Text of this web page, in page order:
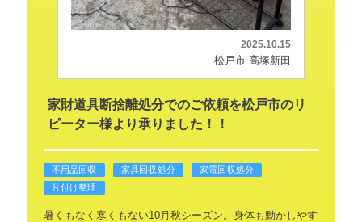
2025.10.15
松戸市 高塚新田
家財道具断捨離処分でのご依頼を松戸市のリ
ピーター様より承りました！！
不用品回収 家具回収処分
家電回収処分
片付け整理
暑くもなく寒くもない10月秋シーズン。身体も動かしやす